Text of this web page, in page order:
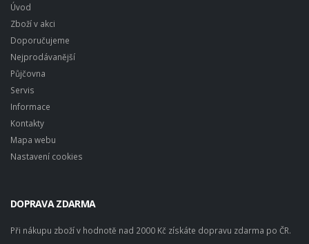
Úvod
Zboží v akci
Doporučujeme
Nejprodávanější
Půjčovna
Servis
Informace
Kontakty
Mapa webu
Nastavení cookies
DOPRAVA ZDARMA
Při nákupu zboží v hodnotě nad 2000 Kč získáte dopravu zdarma po ČR.